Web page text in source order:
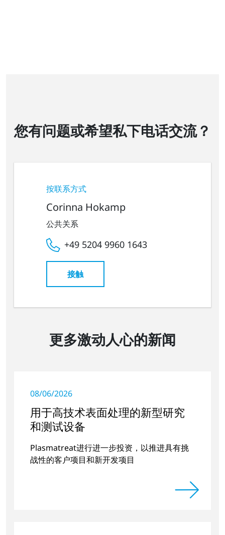
您有问题或希望私下电话交流？
按联系方式
Corinna Hokamp
公共关系
+49 5204 9960 1643
接触
更多激动人心的新闻
08/06/2026
用于高技术表面处理的新型研究
和测试设备
Plasmatreat进行进一步投资，以推进具有挑
战性的客户项目和新开发项目